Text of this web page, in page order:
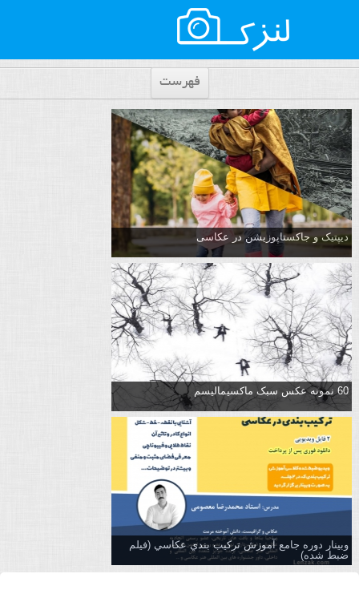
فهرست
دیپتیک و جاکستا‌پوزیشن در عکاسی
60 نمونه عکس سبک ماکسیمالیسم
وبینار دوره جامع آموزش تركيب بندي عكاسي (فیلم
ضبط شده)